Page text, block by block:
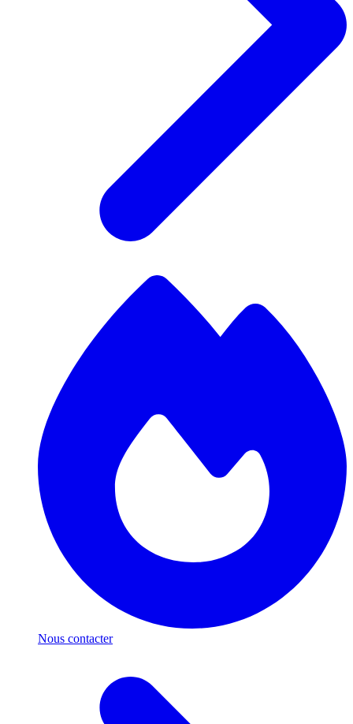
Nous contacter